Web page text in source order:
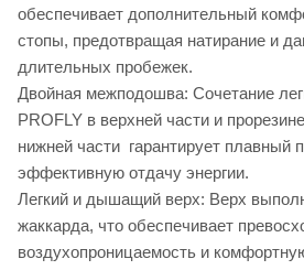
обеспечивает дополнительный
стопы, предотвращая натирание и
длительных пробежек.
Двойная межподошва: Сочетание
PROFLY в верхней части и
нижней части гарантирует плавный
эффективную отдачу энергии.
Легкий и дышащий верх: Верх
жаккарда, что обеспечивает
воздухопроницаемость и